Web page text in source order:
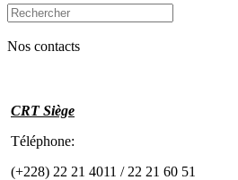
Nos contacts
CRT Siège
Téléphone:
(+228) 22 21 4011 / 22 21 60 51